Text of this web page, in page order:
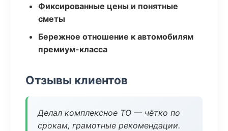
Фиксированные цены и понятные
сметы
Бережное отношение к автомобилям
премиум-класса
Отзывы клиентов
Делал комплексное ТО — чётко по
срокам, грамотные рекомендации.